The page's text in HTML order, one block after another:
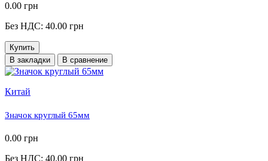
0.00 грн
Без НДС: 40.00 грн
Купить
В закладки
В сравнение
Китай
Значок круглый 65мм
0.00 грн
Без НДС: 40.00 грн